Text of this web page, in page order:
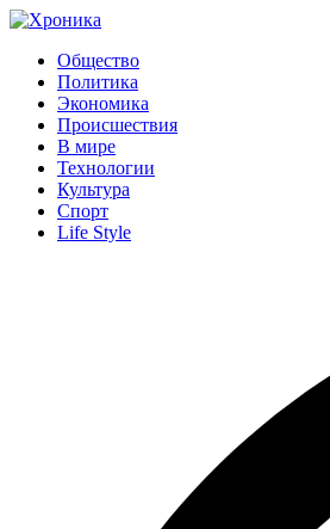
Общество
Политика
Экономика
Происшествия
В мире
Технологии
Культура
Спорт
Life Style